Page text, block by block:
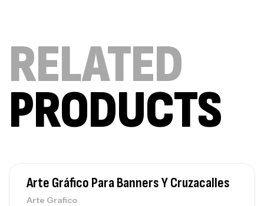
RELATED
PRODUCTS
Arte Gráfico Para Banners Y Cruzacalles
Arte Grafico